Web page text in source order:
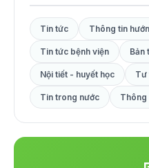
Tin tức Thông tin
Tin tức bệnh viện Bản
Nội tiết - huyết học Tư
Tin trong nước Thông